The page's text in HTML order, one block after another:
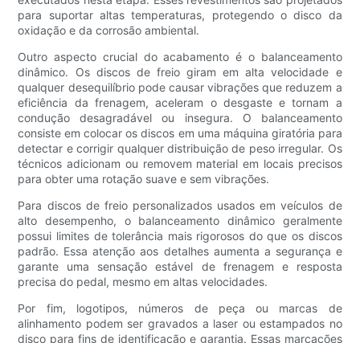
para suportar altas temperaturas, protegendo o disco da
oxidação e da corrosão ambiental.
Outro aspecto crucial do acabamento é o balanceamento
dinâmico. Os discos de freio giram em alta velocidade e
qualquer desequilíbrio pode causar vibrações que reduzem a
eficiência da frenagem, aceleram o desgaste e tornam a
condução desagradável ou insegura. O balanceamento
consiste em colocar os discos em uma máquina giratória para
detectar e corrigir qualquer distribuição de peso irregular. Os
técnicos adicionam ou removem material em locais precisos
para obter uma rotação suave e sem vibrações.
Para discos de freio personalizados usados ​​em veículos de
alto desempenho, o balanceamento dinâmico geralmente
possui limites de tolerância mais rigorosos do que os discos
padrão. Essa atenção aos detalhes aumenta a segurança e
garante uma sensação estável de frenagem e resposta
precisa do pedal, mesmo em altas velocidades.
Por fim, logotipos, números de peça ou marcas de
alinhamento podem ser gravados a laser ou estampados no
disco para fins de identificação e garantia. Essas marcações